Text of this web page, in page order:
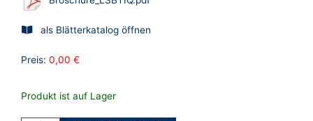
als Blätterkatalog öffnen
Preis: 0,00 €
Produkt ist auf Lager